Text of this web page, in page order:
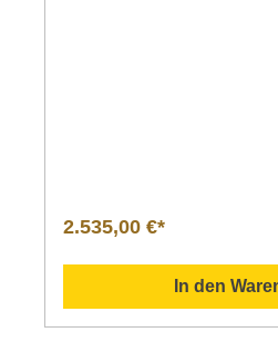
2.535,00 €*
In den